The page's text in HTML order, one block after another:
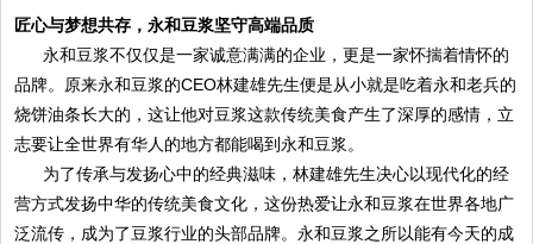
匠心与梦想共存，永和豆浆坚守高端品质
永和豆浆不仅仅是一家诚意满满的企业，更是一家怀揣着情怀的
品牌。原来永和豆浆的CEO林建雄先生便是从小就是吃着永和老兵的
烧饼油条长大的，这让他对豆浆这款传统美食产生了深厚的感情，立
志要让全世界有华人的地方都能喝到永和豆浆。
为了传承与发扬心中的经典滋味，林建雄先生决心以现代化的经
营方式发扬中华的传统美食文化，这份热爱让永和豆浆在世界各地广
泛流传，成为了豆浆行业的头部品牌。永和豆浆之所以能有今天的成